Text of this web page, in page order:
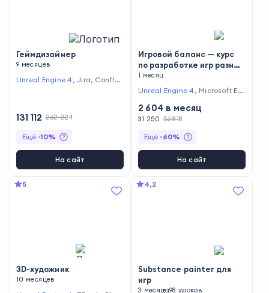
Геймдизайнер
9 месяцев
Unreal Engine 4 , Jira, Conflue
131 112 262 224
Ещё -10%
На сайт
Игровой баланс — курс
по разработке игр разных
жанров
1 месяц
Unreal Engine 4 , Microsoft Ex
2 604 в месяц
31 250 56 818
Ещё -60%
На сайт
5
3D-художник
10 месяцев
4,2
Substance painter для
игр
3 месяца98 уроков